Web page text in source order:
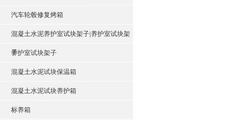
汽车轮毂修复烤箱
混凝土水泥养护室试块架子|养护室试块架
子
养护室试块架子
混凝土水泥试块保温箱
混凝土水泥试块养护箱
标养箱